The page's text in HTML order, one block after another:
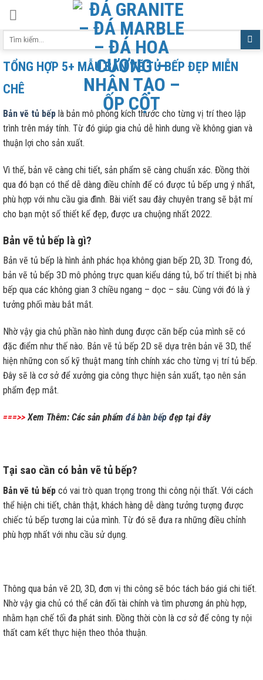
content
TỔNG HỢP 5+ MẪU BẢN VẼ TỦ BẾP ĐẸP MIỄN
CHÊ
Bản vẽ tủ bếp là bản mô phỏng kích thước cho từng vị trí theo lập
trình trên máy tính. Từ đó giúp gia chủ dễ hình dung về không gian và
thuận lợi cho sản xuất.
Vì thế, bản vẽ càng chi tiết, sản phẩm sẽ càng chuẩn xác. Đồng thời
qua đó bạn có thể dễ dàng điều chỉnh để có được tủ bếp ưng ý nhất,
phù hợp với nhu cầu gia đình. Bài viết sau đây chuyên trang sẽ bật mí
cho bạn một số thiết kế đẹp, được ưa chuộng nhất 2022.
Bản vẽ tủ bếp là gì?
Bản vẽ tủ bếp là hình ảnh phác họa không gian bếp 2D, 3D. Trong đó,
bản vẽ tủ bếp 3D mô phỏng trực quan kiểu dáng tủ, bố trí thiết bị nhà
bếp qua các không gian 3 chiều ngang – dọc – sâu. Cùng với đó là ý
tưởng phối màu bắt mắt.
Nhờ vậy gia chủ phần nào hình dung được căn bếp của mình sẽ có
đặc điểm như thế nào. Bản vẽ tủ bếp 2D sẽ dựa trên bản vẽ 3D, thể
hiện những con số kỹ thuật mang tính chính xác cho từng vị trí tủ bếp.
Đây sẽ là cơ sở để xưởng gia công thực hiện sản xuất, tạo nên sản
phẩm đẹp mắt.
===>> Xem Thêm: Các sản phẩm đá bàn bếp đẹp tại đây
Tại sao cần có bản vẽ tủ bếp?
Bản vẽ tủ bếp có vai trò quan trọng trong thi công nội thất. Với cách
thể hiện chi tiết, chân thật, khách hàng dễ dàng tưởng tượng được
chiếc tủ bếp tương lai của mình. Từ đó sẽ đưa ra những điều chỉnh
phù hợp nhất với nhu cầu sử dụng.
Thông qua bản vẽ 2D, 3D, đơn vị thi công sẽ bóc tách báo giá chi tiết.
Nhờ vậy gia chủ có thể cân đối tài chính và tìm phương án phù hợp,
nhằm hạn chế tối đa phát sinh. Đồng thời còn là cơ sở để công ty nội
thất cam kết thực hiện theo thỏa thuận.